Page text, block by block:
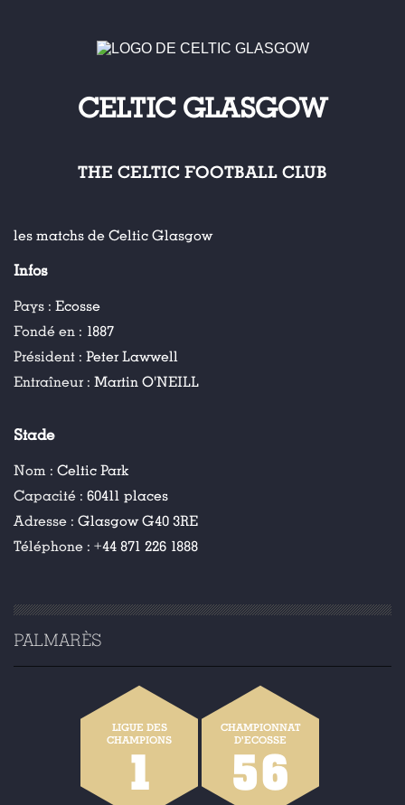
CELTIC GLASGOW
THE CELTIC FOOTBALL CLUB
les matchs de Celtic Glasgow
Infos
Pays : Ecosse
Fondé en : 1887
Président : Peter Lawwell
Entraîneur : Martin O'NEILL
Stade
Nom : Celtic Park
Capacité : 60411 places
Adresse : Glasgow G40 3RE
Téléphone : +44 871 226 1888
PALMARÈS
LIGUE DES
CHAMPIONS
1
CHAMPIONNAT
D'ECOSSE
56